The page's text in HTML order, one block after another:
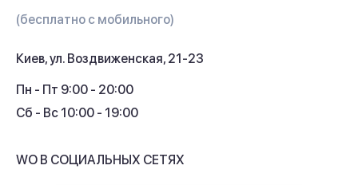
Кэшбек
(бесплатно с мобильного)
Киев, ул. Воздвиженская, 21-23
Пн - Пт 9:00 - 20:00
Сб - Вс 10:00 - 19:00
WO В СОЦИАЛЬНЫХ СЕТЯХ